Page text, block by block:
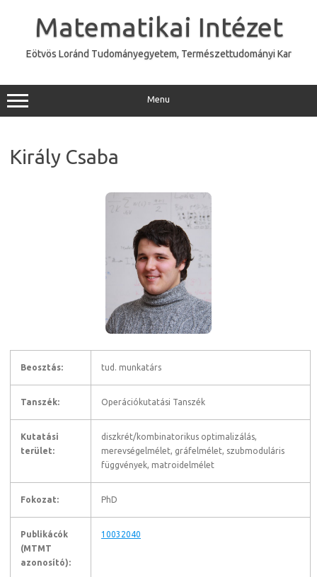
Matematikai Intézet
Eötvös Loránd Tudományegyetem, Természettudományi Kar
Menu
Király Csaba
Beosztás: tud. munkatárs
Tanszék: Operációkutatási Tanszék
Kutatási
terület:
diszkrét/kombinatorikus optimalizálás,
merevségelmélet, gráfelmélet, szubmoduláris
függvények, matroidelmélet
Fokozat: PhD
Publikácók
(MTMT
azonosító):
10032040